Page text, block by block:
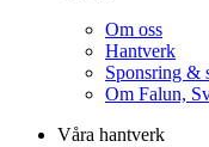
Om oss
Hantverk
Sponsring &
Om Falun,
Våra hantverk